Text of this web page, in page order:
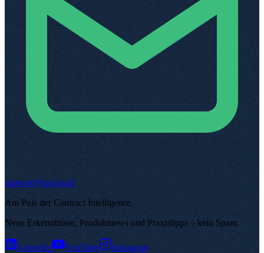
support@top.legal
Am Puls der Contract Intelligence.
Neue Erkenntnisse, Produktnews und Praxistipps – kein Spam.
LinkedIn YouTube
Instagram